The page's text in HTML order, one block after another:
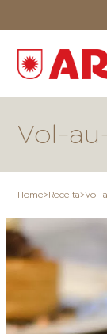
ONDE COMPRAR
Vol-
Home>Receita>Vol-